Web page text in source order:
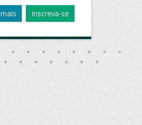
Inscreva-se